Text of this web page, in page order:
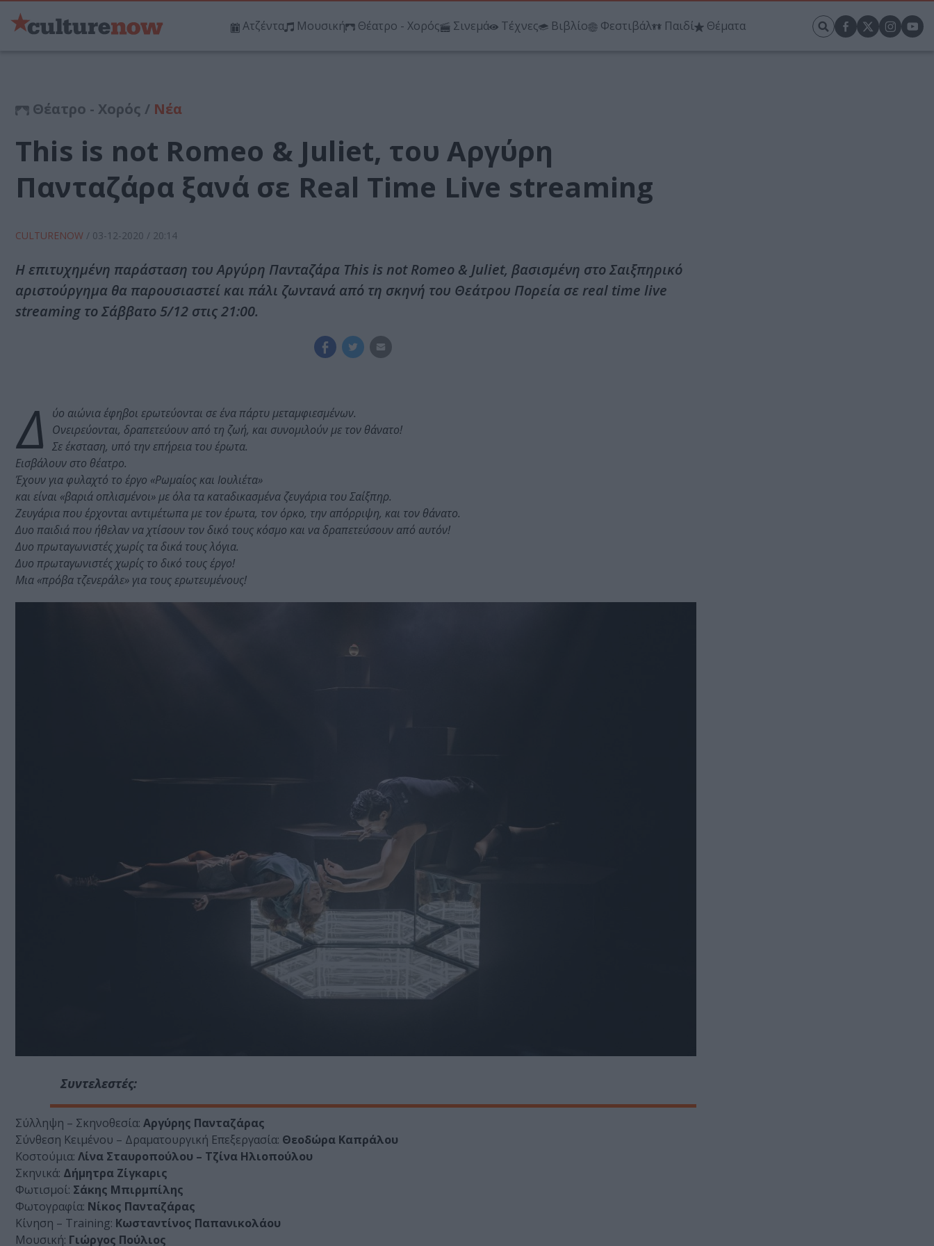
Ατζέντα Μουσική Θέατρο - Χορός Σινεμά Τέχνες Βιβλίο Φεστιβάλ Παιδί Θέματα
Θέατρο - Χορός / Νέα
This is not Romeo & Juliet, του Αργύρη
Πανταζάρα ξανά σε Real Time Live streaming
CULTURENOW / 03-12-2020 / 20:14
Η επιτυχημένη παράσταση του Αργύρη Πανταζάρα This is not Romeo & Juliet, βασισμένη στο Σαιξπηρικό
αριστούργημα θα παρουσιαστεί και πάλι ζωντανά από τη σκηνή του Θεάτρου Πορεία σε real time live
streaming το Σάββατο 5/12 στις 21:00.
Δ
ύο αιώνια έφηβοι ερωτεύονται σε ένα πάρτυ μεταμφιεσμένων.
Ονειρεύονται, δραπετεύουν από τη ζωή, και συνομιλούν με τον θάνατο!
Σε έκσταση, υπό την επήρεια του έρωτα.
Εισβάλουν στο θέατρο.
Έχουν για φυλαχτό το έργο «Ρωμαίος και Ιουλιέτα»
και είναι «βαριά οπλισμένοι» με όλα τα καταδικασμένα ζευγάρια του Σαίξπηρ.
Ζευγάρια που έρχονται αντιμέτωπα με τον έρωτα, τον όρκο, την απόρριψη, και τον θάνατο.
Δυο παιδιά που ήθελαν να χτίσουν τον δικό τους κόσμο και να δραπετεύσουν από αυτόν!
Δυο πρωταγωνιστές χωρίς τα δικά τους λόγια.
Δυο πρωταγωνιστές χωρίς το δικό τους έργο!
Μια «πρόβα τζενεράλε» για τους ερωτευμένους!
Συντελεστές:
Σύλληψη – Σκηνοθεσία: Αργύρης Πανταζάρας
Σύνθεση Κειμένου – Δραματουργική Επεξεργασία: Θεοδώρα Καπράλου
Κοστούμια: Λίνα Σταυροπούλου – Τζίνα Ηλιοπούλου
Σκηνικά: Δήμητρα Ζίγκαρις
Φωτισμοί: Σάκης Μπιρμπίλης
Φωτογραφία: Νίκος Πανταζάρας
Κίνηση – Training: Κωσταντίνος Παπανικολάου
Μουσική: Γιώργος Πούλιος